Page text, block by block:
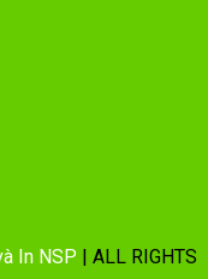
In NSP | ALL RIGHTS